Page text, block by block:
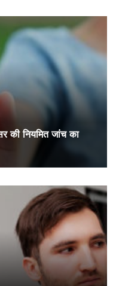
की नियमित जांच का